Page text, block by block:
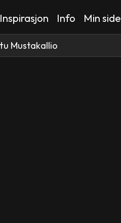
Inspirasjon Info Min side